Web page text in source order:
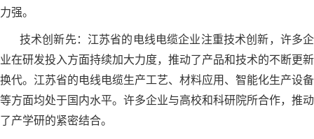
力强。
技术创新先：江苏省的电线电缆企业注重技术创新，许多企
业在研发投入方面持续加大力度，推动了产品和技术的不断更新
换代。江苏省的电线电缆生产工艺、材料应用、智能化生产设备
等方面均处于国内水平。许多企业与高校和科研院所合作，推动
了产学研的紧密结合。